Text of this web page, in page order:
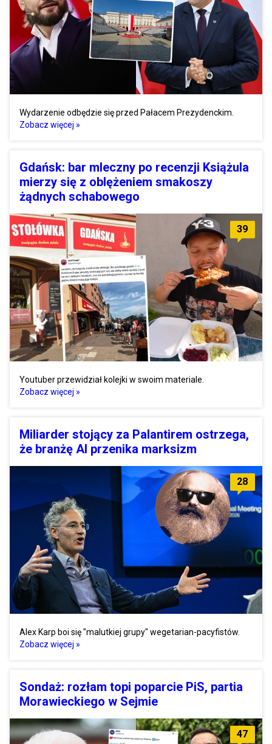
Wydarzenie odbędzie się przed Pałacem Prezydenckim.
Zobacz więcej »
Gdańsk: bar mleczny po recenzji Książula
mierzy się z oblężeniem smakoszy
żądnych schabowego
39
Youtuber przewidział kolejki w swoim materiale.
Zobacz więcej »
Miliarder stojący za Palantirem ostrzega,
że branżę AI przenika marksizm
28
Alex Karp boi się "malutkiej grupy" wegetarian-pacyfistów.
Zobacz więcej »
Sondaż: rozłam topi poparcie PiS, partia
Morawieckiego w Sejmie
47